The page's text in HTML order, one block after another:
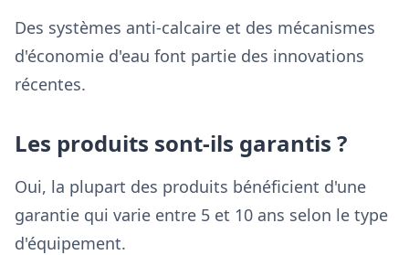
Des systèmes anti-calcaire et des mécanismes
d'économie d'eau font partie des innovations
récentes.
Les produits sont-ils garantis ?
Oui, la plupart des produits bénéficient d'une
garantie qui varie entre 5 et 10 ans selon le type
d'équipement.